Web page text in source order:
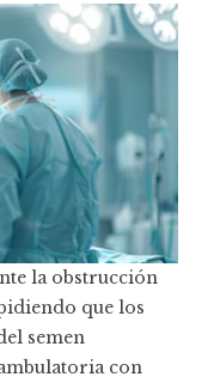
la obstrucción
que los
semen
con